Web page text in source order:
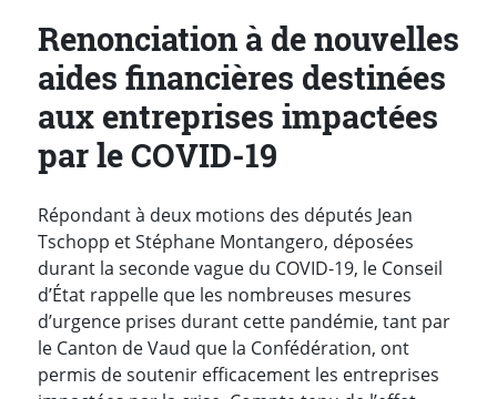
Renonciation à de nouvelles
aides financières destinées
aux entreprises impactées
par le COVID-19
Répondant à deux motions des députés Jean
Tschopp et Stéphane Montangero, déposées
durant la seconde vague du COVID-19, le Conseil
d’État rappelle que les nombreuses mesures
d’urgence prises durant cette pandémie, tant par
le Canton de Vaud que la Confédération, ont
permis de soutenir efficacement les entreprises